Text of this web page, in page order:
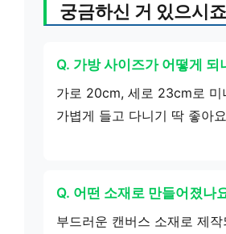
궁금하신 거 있으시
Q. 가방 사이즈가 어떻게 되
가로 20cm, 세로 23cm로 미
가볍게 들고 다니기 딱 좋아
Q. 어떤 소재로 만들어졌나
부드러운 캔버스 소재로 제